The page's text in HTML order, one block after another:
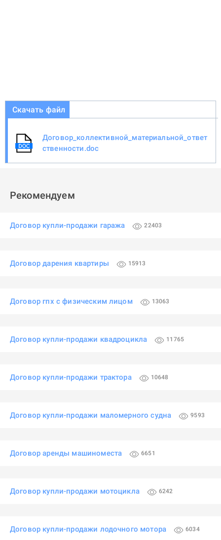
Скачать файл
Договор_коллективной_материальной_ответ
ственности.doc
Рекомендуем
Договор купли-продажи гаража 22403
Договор дарения квартиры 15913
Договор гпх с физическим лицом 13063
Договор купли-продажи квадроцикла 11765
Договор купли-продажи трактора 10648
Договор купли-продажи маломерного судна 9593
Договор аренды машиноместа 6651
Договор купли-продажи мотоцикла 6242
Договор купли-продажи лодочного мотора 6034